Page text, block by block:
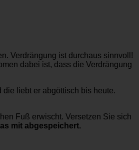
Verdrängung ist durchaus sinnvoll!
dabei ist, dass die Verdrängung
liebt er abgöttisch bis heute.
Fuß erwischt. Versetzen Sie sich
mit abgespeichert.